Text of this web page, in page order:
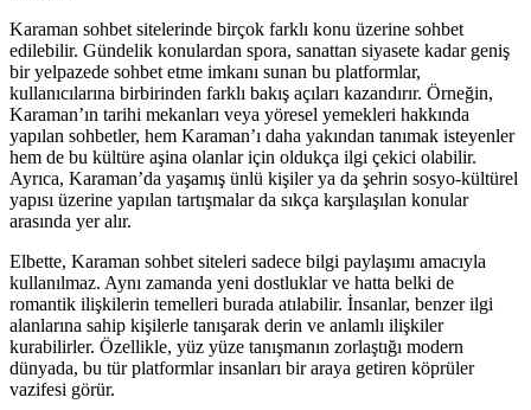
Karaman sohbet sitelerinde birçok farklı konu üzerine sohbet
edilebilir. Gündelik konulardan spora, sanattan siyasete kadar geniş
bir yelpazede sohbet etme imkanı sunan bu platformlar,
kullanıcılarına birbirinden farklı bakış açıları kazandırır. Örneğin,
Karaman’ın tarihi mekanları veya yöresel yemekleri hakkında
yapılan sohbetler, hem Karaman’ı daha yakından tanımak isteyenler
hem de bu kültüre aşina olanlar için oldukça ilgi çekici olabilir.
Ayrıca, Karaman’da yaşamış ünlü kişiler ya da şehrin sosyo-kültürel
yapısı üzerine yapılan tartışmalar da sıkça karşılaşılan konular
arasında yer alır.
Elbette, Karaman sohbet siteleri sadece bilgi paylaşımı amacıyla
kullanılmaz. Aynı zamanda yeni dostluklar ve hatta belki de
romantik ilişkilerin temelleri burada atılabilir. İnsanlar, benzer ilgi
alanlarına sahip kişilerle tanışarak derin ve anlamlı ilişkiler
kurabilirler. Özellikle, yüz yüze tanışmanın zorlaştığı modern
dünyada, bu tür platformlar insanları bir araya getiren köprüler
vazifesi görür.